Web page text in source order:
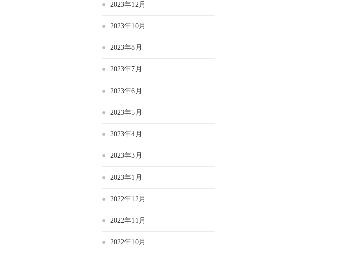
2023年12月
2023年10月
2023年8月
2023年7月
2023年6月
2023年5月
2023年4月
2023年3月
2023年1月
2022年12月
2022年11月
2022年10月